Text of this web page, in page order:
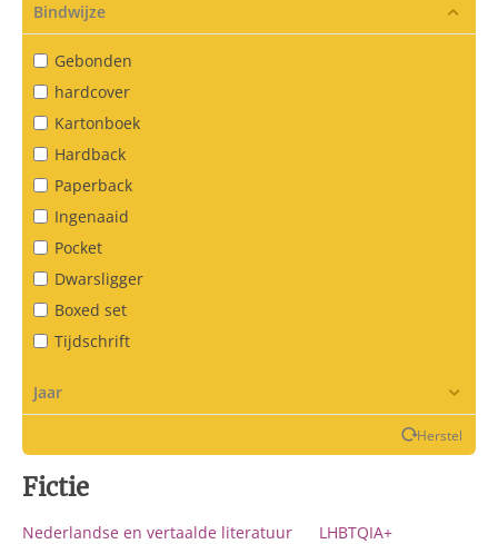
Bindwijze
Gebonden
hardcover
Kartonboek
Hardback
Paperback
Ingenaaid
Pocket
Dwarsligger
Boxed set
Tijdschrift
Jaar
Herstel
Fictie
Nederlandse en vertaalde literatuur
LHBTQIA+